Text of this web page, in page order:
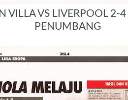
VILLA VS LIVERPOOL 2-
PENUMBANG